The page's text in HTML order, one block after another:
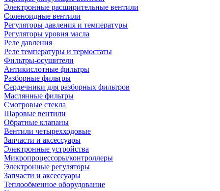
Электронные расширительные вентили
Соленоидные вентили
Регуляторы давления и температуры
Регуляторы уровня масла
Реле давления
Реле температуры и термостаты
Фильтры-осушители
Антикислотные фильтры
Разборные фильтры
Сердечники для разборных фильтров
Маслянные фильтры
Смотровые стекла
Шаровые вентили
Обратные клапаны
Вентили четырехходовые
Запчасти и аксессуары
Электронные устройства
Микропроцессоры/контроллеры
Электронные регуляторы
Запчасти и аксессуары
Теплообменное оборудование